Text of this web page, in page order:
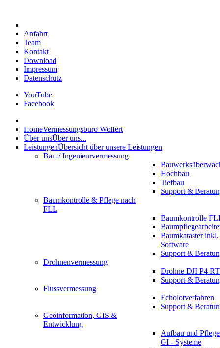
Anfahrt
Team
Kontakt
Download
Impressum
Datenschutz
YouTube
Facebook
HomeVermessungsbüro Wolfert
Über unsÜber uns...
LeistungenÜbersicht über unsere Leistungen
Bau-/ Ingenieurvermessung
Hochbau
Tiefbau
Support &
Baumkontrolle & Pflege nach
FLL
Baumkontrolle
Baumkataster
Software
Support &
Drohnenvermessung
Drohne DJI P4
Support &
Flussvermessung
Echolotverfahren
Support &
Geoinformation, GIS &
Entwicklung
Aufbau und
GI - Systeme